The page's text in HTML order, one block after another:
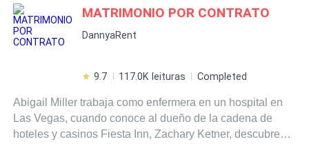
MATRIMONIO POR CONTRATO
DannyaRent
9.7 117.0K leituras Completed
Abigail Miller trabaja como enfermera en un hospital en
Las Vegas, cuando conoce al dueño de la cadena de
hoteles y casinos Fiesta Inn, Zachary Ketner, descubre